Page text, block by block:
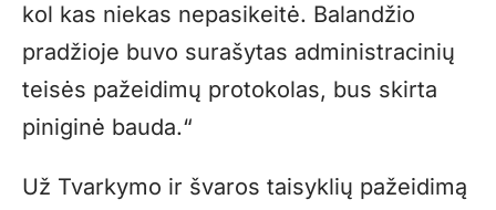
kol kas niekas nepasikeitė. Balandžio
pradžioje buvo surašytas administracinių
teisės pažeidimų protokolas, bus skirta
piniginė bauda.“
Už Tvarkymo ir švaros taisyklių pažeidimą